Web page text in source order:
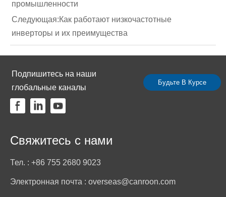
промышленности
Следующая:Как работают низкочастотные
инверторы и их преимущества
Подпишитесь на наши
глобальные каналы
Будьте В Курсе
Свяжитесь с нами
Тел. : +86 755 2680 9023
Электронная почта : overseas@canroon.com